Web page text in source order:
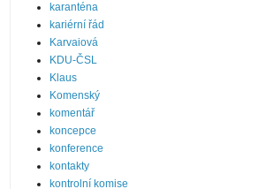
karanténa
kariérní řád
Karvaiová
KDU-ČSL
Klaus
Komenský
komentář
koncepce
konference
kontakty
kontrolní komise